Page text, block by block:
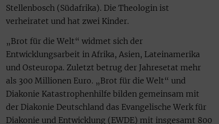
Stellenbosch (Südafrika). Die Theologin ist
verheiratet und hat zwei Kinder.
„Brot für die Welt“ widmet sich der
Entwicklungsarbeit in Afrika, Asien, Lateinamerika
und Osteuropa. Zuletzt betrug der Jahresetat mehr
als 300 Millionen Euro. „Brot für die Welt“ und
Diakonie Katastrophenhilfe bilden gemeinsam mit
der Diakonie Deutschland das Evangelische Werk für
Diakonie und Entwicklung (EWDE) mit insgesamt 800